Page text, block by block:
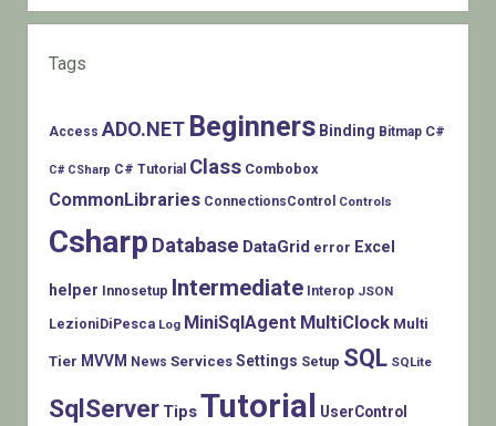
Tags
Access ADO.NET Beginners Binding Bitmap C#
C# CSharp C# Tutorial Class Combobox
CommonLibraries ConnectionsControl Controls
Csharp Database DataGrid error Excel
helper Innosetup Intermediate Interop JSON
LezioniDiPesca Log MiniSqlAgent MultiClock Multi
Tier MVVM News Services Settings Setup SQL SQLite
SqlServer TipsTutorial UserControl